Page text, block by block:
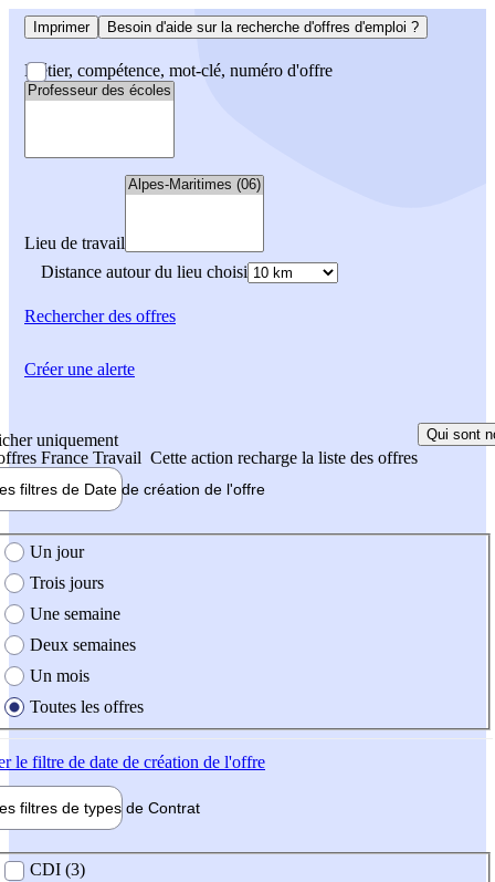
Imprimer Besoin d'aide sur la recherche d'offres d'emploi ?
Métier, compétence, mot-clé, numéro d'offre
Lieu de travail
Distance autour du lieu choisi
Rechercherdes offres
uniquement
France Travail Cette action recharge la liste des offres
Qui sont
filtres de Date de création de l'offre
création de l'offre
Un jour
Trois jours
Une semaine
Deux semaines
Un mois
Toutes les offres
le filtre de date de création de l'offre
filtres de types de Contrat
contrat
CDI (3)
Créer une alerte